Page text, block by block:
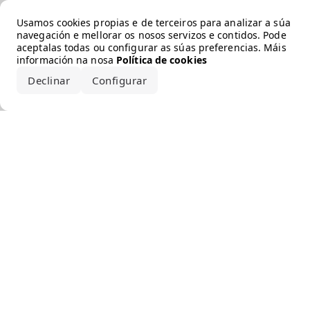
Usamos cookies propias e de terceiros para analizar a súa
navegación e mellorar os nosos servizos e contidos. Pode
aceptalas todas ou configurar as súas preferencias. Máis
información na nosa Política de cookies
Declinar Configurar
Error loading the brand